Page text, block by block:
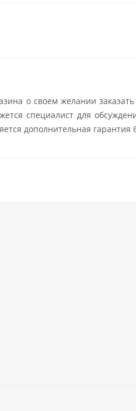
о своем желании заказать
специалист для
дополнительная гарантия